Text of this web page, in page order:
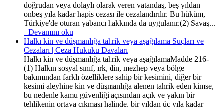
doğrudan veya dolaylı olarak veren vatandaş, beş yıldan
onbeş yıla kadar hapis cezası ile cezalandırılır. Bu hüküm,
Türkiye'de oturan yabancı hakkında da uygulanır.(2) Savaş...
+Devamını oku
Halkı kin ve düşmanlığa tahrik veya aşağılama Suçları ve
Cezaları | Ceza Hukuku Davaları
Halkı kin ve düşmanlığa tahrik veya aşağılamaMadde 216-
(1) Halkın sosyal sınıf, ırk, din, mezhep veya bölge
bakımından farklı özelliklere sahip bir kesimini, diğer bir
kesimi aleyhine kin ve düşmanlığa alenen tahrik eden kimse,
bu nedenle kamu güvenliği açısından açık ve yakın bir
tehlikenin ortaya çıkması halinde, bir yıldan üç yıla kadar